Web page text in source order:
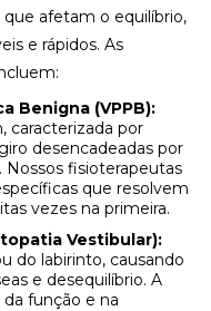
afetam o equilíbrio,
e rápidos. As
Benigna (VPPB):
caracterizada por
desencadeadas por
Nossos fisioterapeutas
que resolvem
vezes na primeira.
Vestibular):
do labirinto, causando
e desequilíbrio. A
função e na